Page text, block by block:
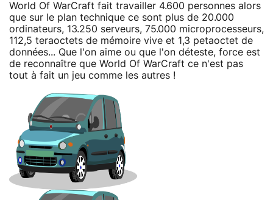
World Of WarCraft fait travailler 4.600 personnes alors
que sur le plan technique ce sont plus de 20.000
ordinateurs, 13.250 serveurs, 75.000 microprocesseurs,
112,5 teraoctets de mémoire vive et 1,3 petaoctet de
données... Que l'on aime ou que l'on déteste, force est
de reconnaître que World Of WarCraft ce n'est pas
tout à fait un jeu comme les autres !